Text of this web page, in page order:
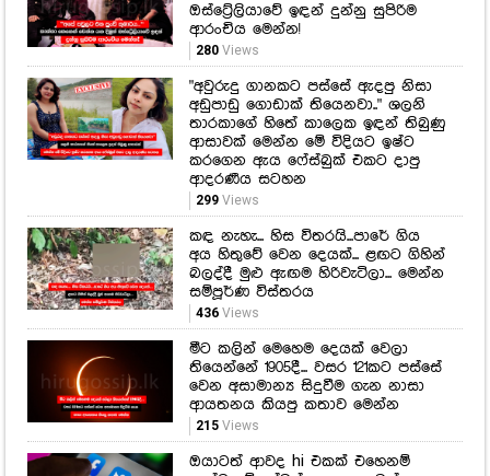
ඔස්ට්‍රේලියාවේ ඉඳන් දුන්නු සුපිරිම
ආරංචිය මෙන්න!
280Views
"අවුරුදු ගානකට පස්සේ ඇදපු නිසා
අඩුපාඩු ගොඩාක් තියෙනවා.." ශලනි
තාරකාගේ හිතේ කාලෙක ඉඳන් තිබුණු
ආසාවක් මෙන්න මේ විදියට ඉෂ්ට
කරගෙන ඇය ෆේස්බුක් එකට දාපු
ආදරණීය සටහන
299Views
කඳ නැහැ... හිස විතරයි...පාරේ ගිය
අය හිතුවේ වෙන දෙයක්... ළඟට ගිහින්
බලද්දී මුළු ඇඟම හිරිවැටිලා... මෙන්න
සම්පූර්ණ විස්තරය
436Views
මීට කලින් මෙහෙම දෙයක් වෙලා
තියෙන්නේ 1905දී... වසර 121කට පස්සේ
වෙන අසාමාන්‍ය සිදුවීම ගැන නාසා
ආයතනය කියපු කතාව මෙන්න
215Views
ඔයාටත් ආවද hi එකක් එහෙනම්